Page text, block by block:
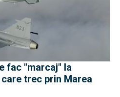
fac "marcaj" la
trec prin Marea